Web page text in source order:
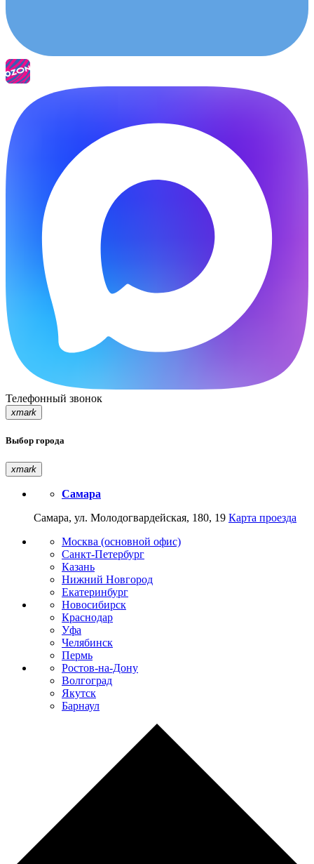
Телефонный звонок
xmark
Выбор города
xmark
Самара
Самара, ул. Молодогвардейская, 180, 19 Карта проезда
Москва (основной офис)
Санкт-Петербург
Казань
Нижний Новгород
Екатеринбург
Новосибирск
Краснодар
Уфа
Челябинск
Пермь
Ростов-на-Дону
Волгоград
Якутск
Барнаул